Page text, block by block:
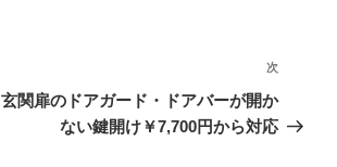
次
の
投
次
玄関扉のドアガード・ドアバーが開か
ない鍵開け￥7,700円から対応